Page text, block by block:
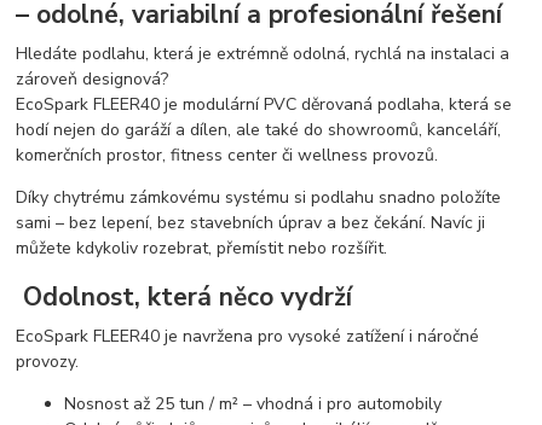
– odolné, variabilní a profesionální řešení
Hledáte podlahu, která je extrémně odolná, rychlá na instalaci a
zároveň designová?
EcoSpark FLEER40 je modulární PVC děrovaná podlaha, která se
hodí nejen do garáží a dílen, ale také do showroomů, kanceláří,
komerčních prostor, fitness center či wellness provozů.
Díky chytrému zámkovému systému si podlahu snadno položíte
sami – bez lepení, bez stavebních úprav a bez čekání. Navíc ji
můžete kdykoliv rozebrat, přemístit nebo rozšířit.
Odolnost, která něco vydrží
EcoSpark FLEER40 je navržena pro vysoké zatížení i náročné
provozy.
Nosnost až 25 tun / m² – vhodná i pro automobily